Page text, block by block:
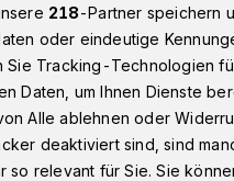
für alle, die zu Hause bleiben
218-Partner speichern
oder eindeutige
Sie Tracking-Technologien
Daten, um Ihnen Dienste
Alle ablehnen oder
deaktiviert sind, sind
so relevant für Sie. Sie